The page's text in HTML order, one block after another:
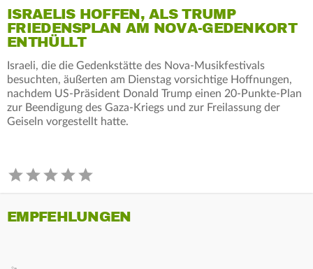
ISRAELIS HOFFEN, ALS TRUMP
FRIEDENSPLAN AM NOVA-GEDENKORT
ENTHÜLLT
Israeli, die die Gedenkstätte des Nova-Musikfestivals
besuchten, äußerten am Dienstag vorsichtige Hoffnungen,
nachdem US-Präsident Donald Trump einen 20-Punkte-Plan
zur Beendigung des Gaza-Kriegs und zur Freilassung der
Geiseln vorgestellt hatte.
EMPFEHLUNGEN